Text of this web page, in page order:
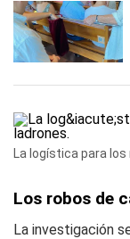
La logística para
Los robos de
La investigación